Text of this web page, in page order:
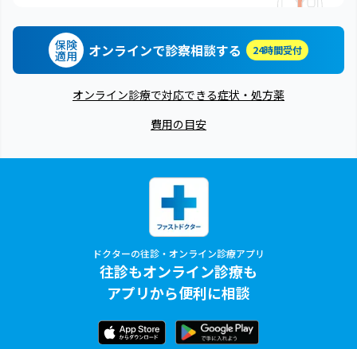
保険
適用 オンラインで診察相談する 24時間受付
オンライン診療で対応できる症状・処方薬
費用の目安
ドクターの往診・オンライン診療アプリ
往診もオンライン診療も
アプリから便利に相談